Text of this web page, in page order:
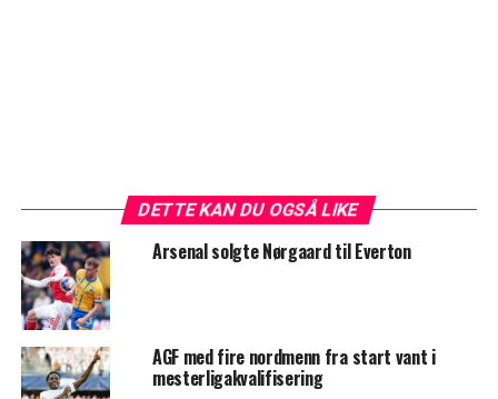
DETTE KAN DU OGSÅ LIKE
Arsenal solgte Nørgaard til Everton
AGF med fire nordmenn fra start vant i
mesterligakvalifisering